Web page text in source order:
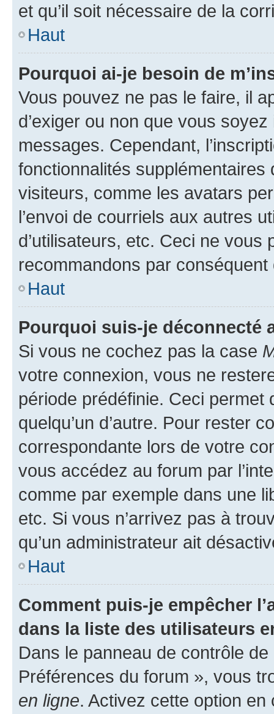
et qu’il soit nécessaire de la
Haut
Pourquoi ai-je besoin de
Vous pouvez ne pas le faire, il
d’exiger ou non que vous
messages. Cependant,
fonctionnalités
visiteurs, comme les avatars
l’envoi de courriels aux autres
d’utilisateurs, etc. Ceci ne vous
recommandons par conséquent
Haut
Pourquoi suis-je déconnecté
Si vous ne cochez pas la case
votre connexion, vous ne
période prédéfinie. Ceci permet
quelqu’un d’autre. Pour rester
correspondante lors de votre
vous accédez au forum par
comme par exemple dans une
etc. Si vous n’arrivez pas à
qu’un administrateur ait
Haut
Comment puis-je empêcher
dans la liste des utilisateurs
Dans le panneau de contrôle
Préférences du forum », vous
en ligne. Activez cette option